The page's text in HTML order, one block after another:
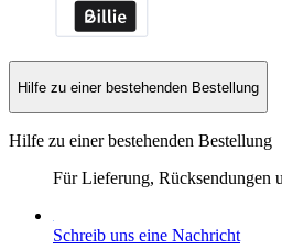
Hilfe zu einer bestehenden Bestellung
Hilfe zu einer bestehenden Bestellung
Für Lieferung, Rücksendungen
Schreib uns eine Nachricht